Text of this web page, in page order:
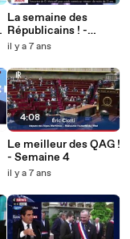
La semaine des
Républicains ! -
Semaine 5
il y a 7 ans
4:08
Le meilleur des QAG !
- Semaine 4
il y a 7 ans